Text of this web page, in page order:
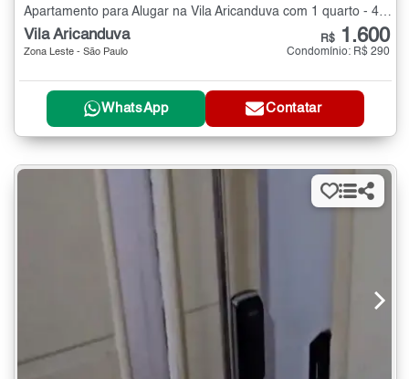
Vila Aricanduva
Zona Leste - São Paulo
R$ 1.600
Condomínio: R$ 290
WhatsApp Contatar